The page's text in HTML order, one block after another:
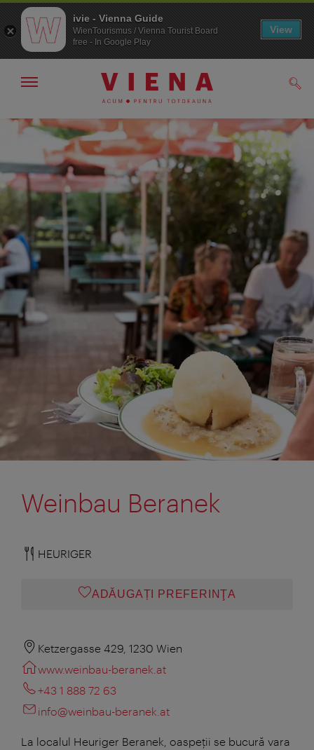
Către
navigare
Către
texte
Arată/ascunde
Weinbau Beranek
HEURIGER
ADĂUGAȚI PREFERINŢA
Ketzergasse 429, 1230 Wien
www.weinbau-beranek.at
+43 1 888 72 63
info@weinbau-beranek.at
La localul Heuriger Beranek, oaspeții se bucură vara
ivie - Vienna Guide
WienTourismus / Vienna Tourist Board
free - In Google Play
View